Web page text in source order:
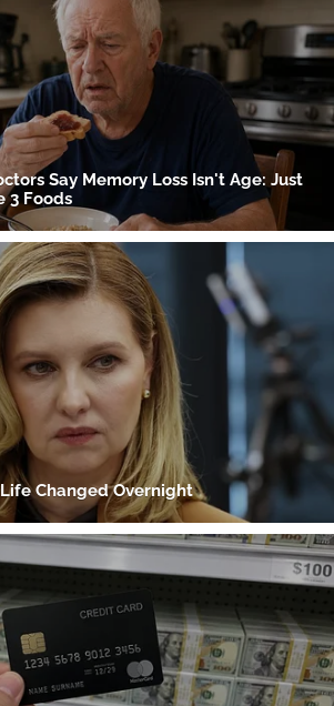
suscribirte a nuestro boletín.
ACEPTAR